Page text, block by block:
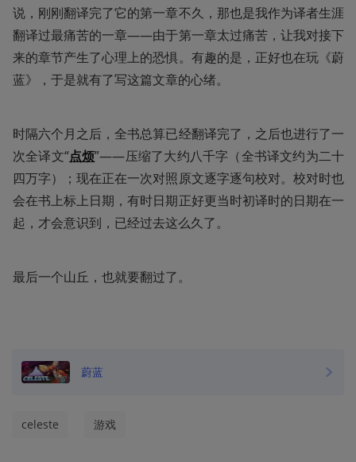
说，刚刚翻译完了它的第一章不久，那也是我作为译者生涯
翻译过最痛苦的一章——由于第一章太过痛苦，让我对接下
来的章节产生了心理上的恐惧。有趣的是，正好也在玩《蔚
蓝》，于是就有了写这篇文章的心绪。
时隔六个月之后，全书总算已经翻译完了，之后也进行了一
次全译文“点烦”——压缩了大约八千字（全书译文约为二十
四万字）；现在正在一次对照原文逐字逐句校对。校对时也
会在书上标上日期，有时日期正好更当时初译时的日期在一
起，才会意识到，已经过去这么久了。
最后一个山丘，也就要翻过了。
蔚蓝
celeste 游戏